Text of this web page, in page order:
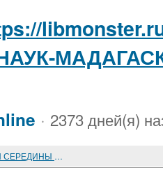
· 2373 дней(я)
РОССИЯ И АВСТРО-ВЕНГРИЯ СЕРЕДИНЫ XIX - начала XX века: ПОЛИТИЧЕСКИЕ МИФЫ ИМПЕРСКОЙ ВЛАСТИ